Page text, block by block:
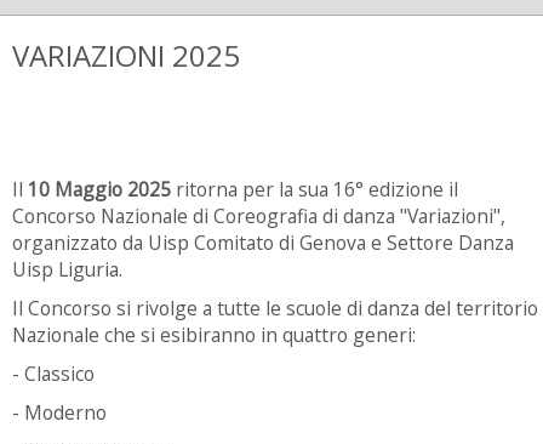
VARIAZIONI 2025
Il 10 Maggio 2025 ritorna per la sua 16° edizione il
Concorso Nazionale di Coreografia di danza "Variazioni",
organizzato da Uisp Comitato di Genova e Settore Danza
Uisp Liguria.
Il Concorso si rivolge a tutte le scuole di danza del territorio
Nazionale che si esibiranno in quattro generi:
- Classico
- Moderno